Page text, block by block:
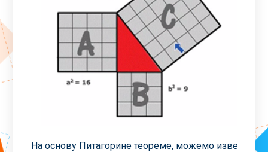
На основу Питагорине теореме, можемо извести